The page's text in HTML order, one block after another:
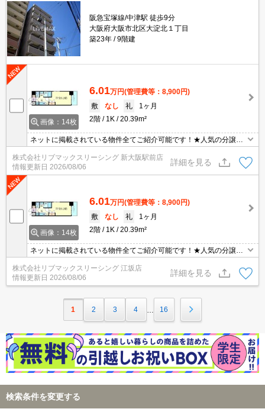
阪急宝塚線/中津駅 徒歩9分
大阪府大阪市北区大淀北１丁目
築23年
9階建
画像：14枚
6.01万円(管理費等：8,900円)
敷
なし 礼
1ヶ月
2階
1K 20.39m²
ネットに掲載されている物件全てご紹介可能です！★人気の分譲型
マンション★ネット・Wi-Fi無料★初期費用クレジット決済可能★北
区物件にて主要エリアへアクセス良好★セキュリティ万全で一人暮
らしも安心♪
株式会社リブマックスリーシング 新大阪駅前店
情報更新日 2026/08/06
詳細を見る
画像：14枚
6.01万円(管理費等：8,900円)
敷
なし 礼
1ヶ月
2階
1K 20.39m²
ネットに掲載されている物件全てご紹介可能です！★人気の分譲型
マンション★ネット・Wi-Fi無料★初期費用クレジット決済可能★北
区物件にて主要エリアへアクセス良好★セキュリティ万全で一人暮
らしも安心♪
株式会社リブマックスリーシング 江坂店
情報更新日 2026/08/06
詳細を見る
1 2 3 4 16
検索条件を変更する